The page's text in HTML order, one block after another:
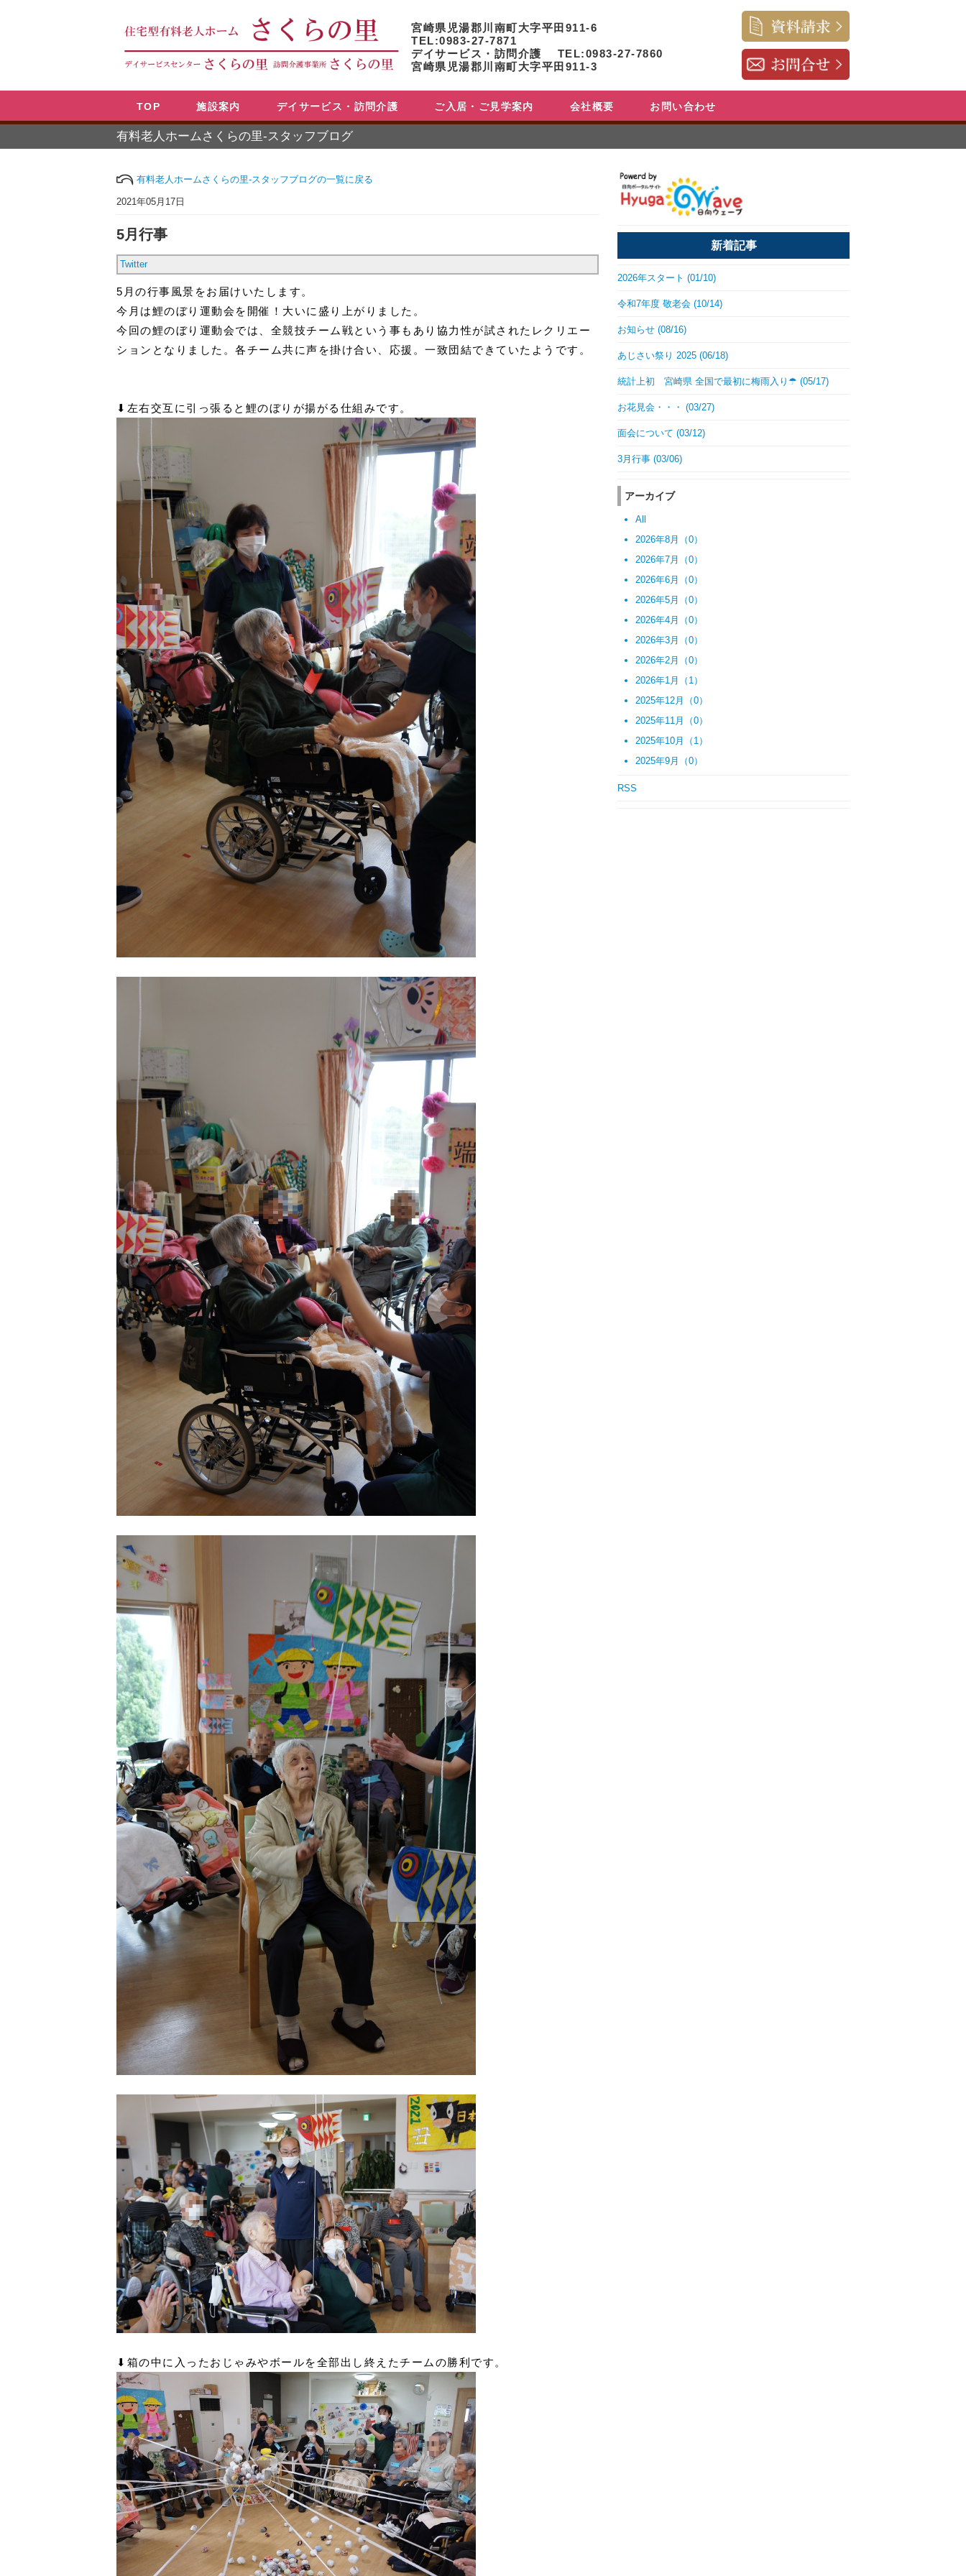
宮崎県児湯郡川南町大字平田911-6
TEL:0983-27-7871
デイサービス・訪問介護 TEL:0983-27-7860
宮崎県児湯郡川南町大字平田911-3
TOP 施設案内 デイサービス・訪問介護 ご入居・ご見学案内 会社概要 お問い合わせ
有料老人ホームさくらの里-スタッフブログ
有料老人ホームさくらの里-スタッフブログの一覧に戻る
2021年05月17日
5月行事
Twitter
5月の行事風景をお届けいたします。
今月は鯉のぼり運動会を開催！ 大いに盛り上がりました。
今回の鯉のぼり運動会では、全競技チーム戦という事もあり協力性が試されたレクリエー
ションとなりました。各チーム共に声を掛け合い、応援。一致団結できていたようです。
⬇︎左右交互に引っ張ると鯉のぼりが揚がる仕組みです。
⬇︎箱の中に入ったおじゃみやボールを全部出し終えたチームの勝利です。
新着記事
2026年スタート (01/10)
令和7年度 敬老会 (10/14)
お知らせ (08/16)
あじさい祭り 2025 (06/18)
統計上初 宮崎県 全国で最初に梅雨入り☂ (05/17)
お花見会・・・ (03/27)
面会について (03/12)
3月行事 (03/06)
アーカイブ
All
2026年8月（0）
2026年7月（0）
2026年6月（0）
2026年5月（0）
2026年4月（0）
2026年3月（0）
2026年2月（0）
2026年1月（1）
2025年12月（0）
2025年11月（0）
2025年10月（1）
2025年9月（0）
RSS